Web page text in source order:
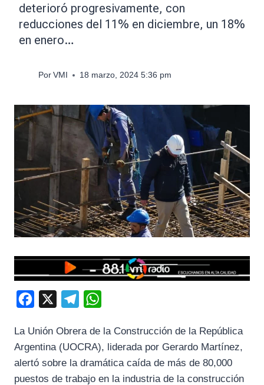
deterioró progresivamente, con
reducciones del 11% en diciembre, un 18%
en enero…
Por VMI 18 marzo, 2024 5:36 pm
c
e
b
l
e
g
a
t
s
La Unión Obrera de la Construcción de la República
Argentina (UOCRA), liderada por Gerardo Martínez,
alertó sobre la dramática caída de más de 80,000
puestos de trabajo en la industria de la construcción